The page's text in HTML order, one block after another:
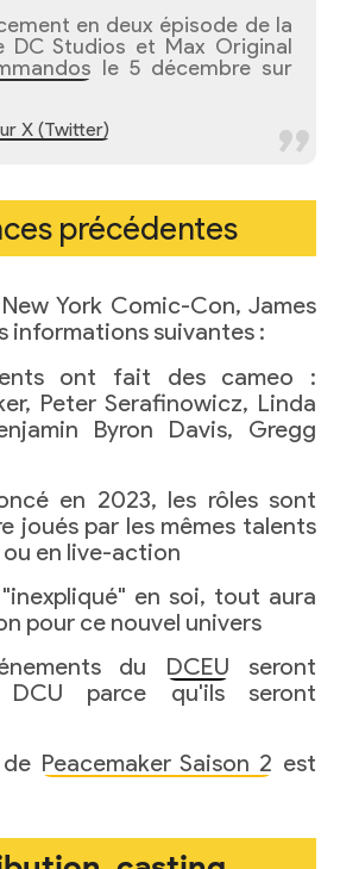
en deux épisode de la
DC Studios et Max Original
le 5 décembre sur
X (Twitter)
précédentes
York Comic-Con, James
informations suivantes :
ont fait des cameo :
Peter Serafinowicz, Linda
Byron Davis, Gregg
en 2023, les rôles sont
joués par les mêmes talents
en live-action
en soi, tout aura
pour ce nouvel univers
du
DCEU seront
parce qu'ils seront
Peacemaker Saison 2 est